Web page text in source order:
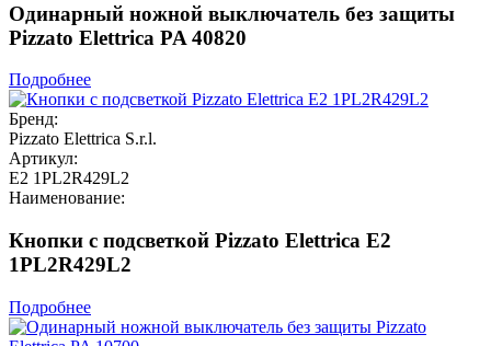
Одинарный ножной выключатель без защиты
Pizzato Elettrica PA 40820
Подробнее
Бренд:
Pizzato Elettrica S.r.l.
Артикул:
E2 1PL2R429L2
Наименование:
Кнопки с подсветкой Pizzato Elettrica E2
1PL2R429L2
Подробнее